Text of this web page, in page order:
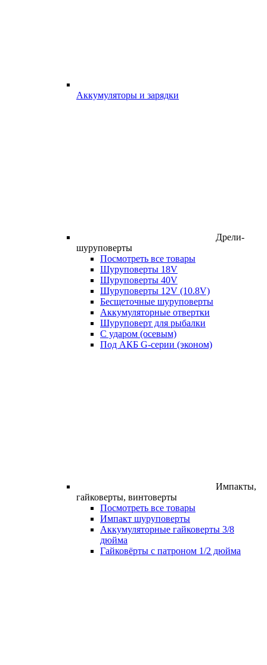
Аккумуляторы и зарядки
Дрели-
шуруповерты
Посмотреть все товары
Шуруповерты 18V
Шуруповерты 40V
Шуруповерты 12V (10.8V)
Бесщеточные шуруповерты
Аккумуляторные отвертки
Шуруповерт для рыбалки
С ударом (осевым)
Под АКБ G-серии (эконом)
Импакты,
гайковерты, винтоверты
Посмотреть все товары
Импакт шуруповерты
Аккумуляторные гайковерты 3/8
дюйма
Гайковёрты с патроном 1/2 дюйма